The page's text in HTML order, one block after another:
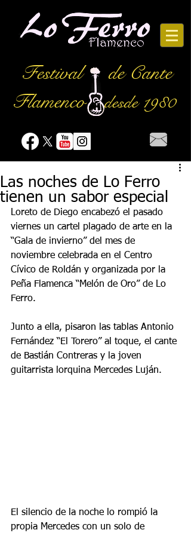
Festival
de Cante
Flamencodesde 1980
Las noches de Lo Ferro
tienen un sabor especial
Loreto de Diego encabezó el pasado
viernes un cartel plagado de arte en la
“Gala de invierno” del mes de
noviembre celebrada en el Centro
Cívico de Roldán y organizada por la
Peña Flamenca “Melón de Oro” de Lo
Ferro.
Junto a ella, pisaron las tablas Antonio
Fernández “El Torero” al toque, el cante
de Bastián Contreras y la joven
guitarrista lorquina Mercedes Luján.
El silencio de la noche lo rompió la
propia Mercedes con un solo de